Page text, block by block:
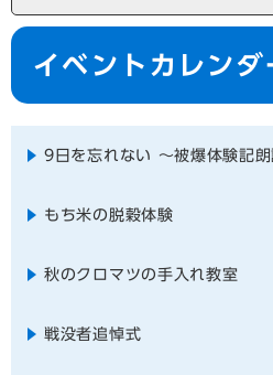
本
イベントカレンダ
9日を忘れない ～被爆体験記朗
もち米の脱穀体験
秋のクロマツの手入れ教室
戦没者追悼式